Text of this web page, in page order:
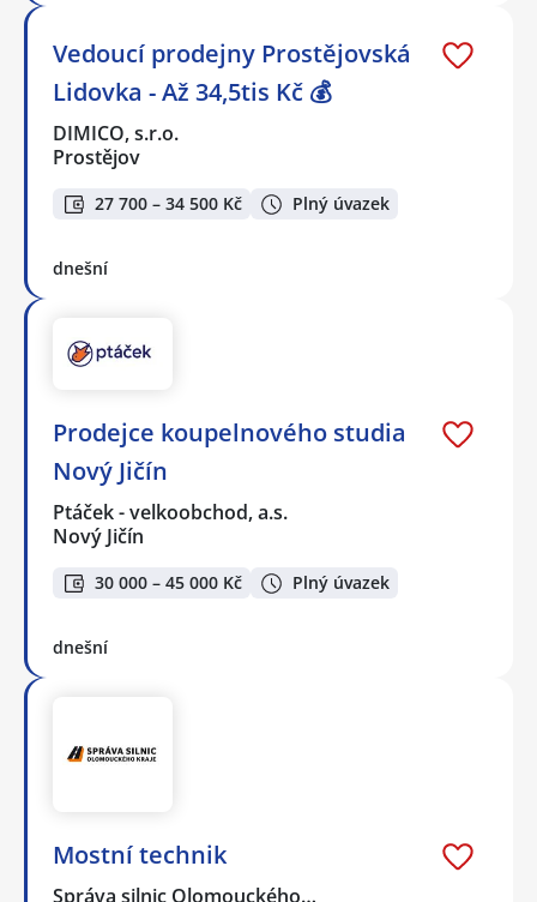
Vedoucí prodejny Prostějovská
Lidovka - Až 34,5tis Kč 💰
DIMICO, s.r.o.
Prostějov
27 700 – 34 500 Kč Plný úvazek
dnešní
Prodejce koupelnového studia
Nový Jičín
Ptáček - velkoobchod, a.s.
Nový Jičín
30 000 – 45 000 Kč Plný úvazek
dnešní
Mostní technik
Správa silnic Olomouckého…